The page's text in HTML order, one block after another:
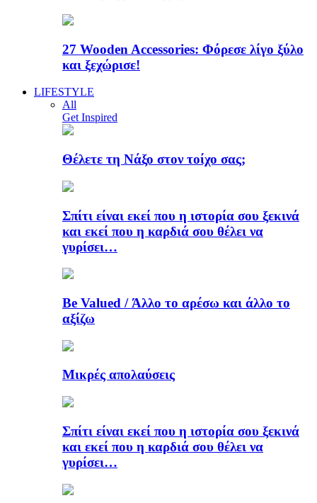
27 Wooden Accessories: Φόρεσε λίγο ξύλο
και ξεχώρισε!
LIFESTYLE
All
Get Inspired
Θέλετε τη Νάξο στον τοίχο σας;
Σπίτι είναι εκεί που η ιστορία σου ξεκινά
και εκεί που η καρδιά σου θέλει να
γυρίσει…
Be Valued / Άλλο το αρέσω και άλλο το
αξίζω
Μικρές απολαύσεις
Σπίτι είναι εκεί που η ιστορία σου ξεκινά
και εκεί που η καρδιά σου θέλει να
γυρίσει…